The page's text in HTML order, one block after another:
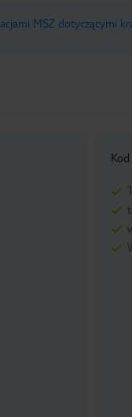
MSZ dotyczącymi